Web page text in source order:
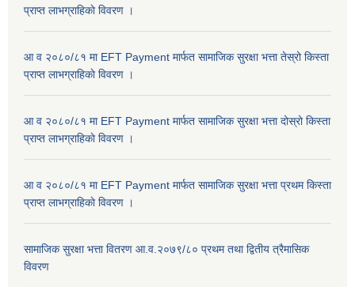
प्राप्त लाभग्राहिकाे विवरण ।
आ व २०८०/८१ मा EFT Payment मार्फत सामाजिक सुरक्षा भत्ता तेस्रो किस्ता
प्राप्त लाभग्राहिकाे विवरण ।
आ व २०८०/८१ मा EFT Payment मार्फत सामाजिक सुरक्षा भत्ता दोस्रो किस्ता
प्राप्त लाभग्राहिकाे विवरण ।
आ व २०८०/८१ मा EFT Payment मार्फत सामाजिक सुरक्षा भत्ता प्रथम किस्ता
प्राप्त लाभग्राहिकाे विवरण ।
सामाजिक सुरक्षा भत्ता वितरण आ.व.२०७९/८० प्रथम तथा द्वितीय त्रैमासिक
विवरण